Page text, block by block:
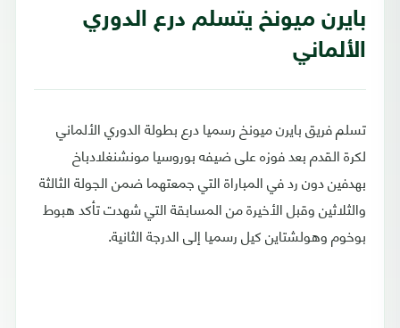
بايرن ميونخ يتسلم درع الدوري
الألماني
تسلم فريق بايرن ميونخ رسميا درع بطولة الدوري الألماني
لكرة القدم بعد فوزه على ضيفه بوروسيا مونشنغلادباخ
بهدفين دون رد في المباراة التي جمعتهما ضمن الجولة الثالثة
والثلاثين وقبل الأخيرة من المسابقة التي شهدت تأكد هبوط
بوخوم وهولشتاين كيل رسميا إلى الدرجة الثانية.